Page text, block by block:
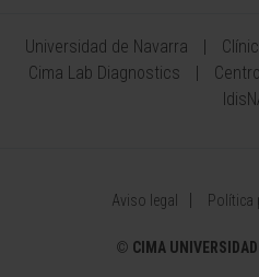
Universidad de Navarra
Cima Lab Diagnostics
Aviso legal Política
© CIMA